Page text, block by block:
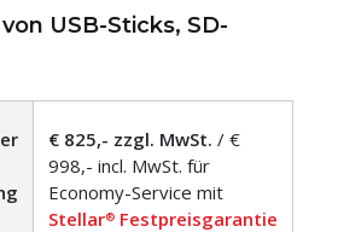
USB-Sticks, SD-
€ 825,- zzgl. MwSt. / €
998,- incl. MwSt. für
Economy-Service mit
Stellar® Festpreisgarantie